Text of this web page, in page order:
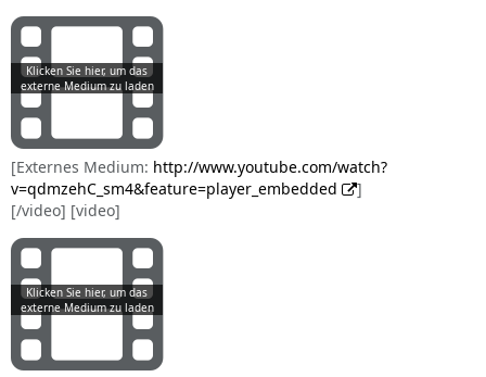
[Externes Medium: http://www.youtube.com/watch?
v=qdmzehC_sm4&feature=player_embedded
]
[/video] [video]